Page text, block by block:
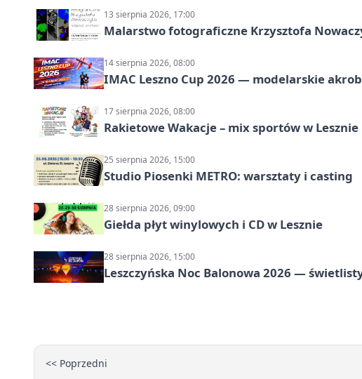
13 sierpnia 2026, 17:00
Malarstwo fotograficzne Krzysztofa
14 sierpnia 2026, 08:00
IMAC Leszno Cup 2026 — modelarskie
17 sierpnia 2026, 08:00
Rakietowe Wakacje – mix sportów w Lesznie
25 sierpnia 2026, 15:00
Studio Piosenki METRO: warsztaty i casting
28 sierpnia 2026, 09:00
Giełda płyt winylowych i CD w Lesznie
28 sierpnia 2026, 15:00
Leszczyńska Noc Balonowa 2026 —
<< Poprzedni